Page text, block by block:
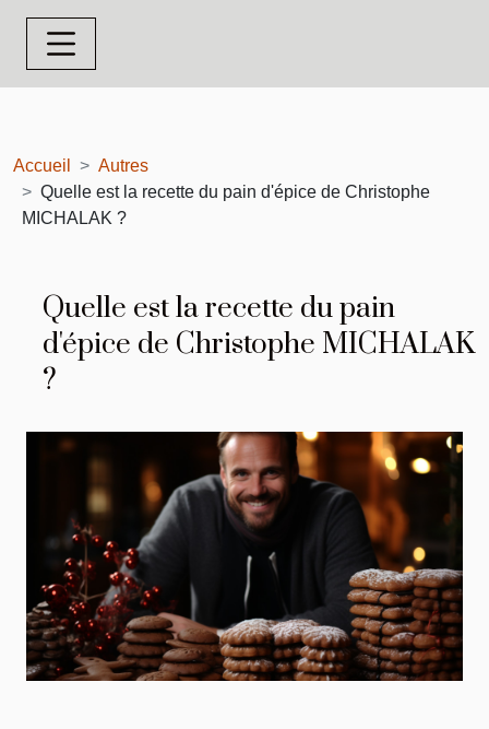
Accueil
Autres
Quelle est la recette du pain d'épice de Christophe
MICHALAK ?
Quelle est la recette du pain
d'épice de Christophe MICHALAK
?